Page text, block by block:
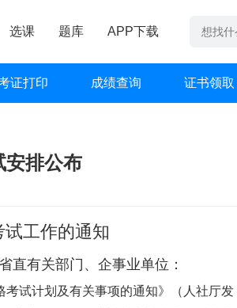
选课 题库 APP下载
证打印 成绩查询 证书领取
安排公布
工作的通知
直有关部门、企事业单位：
试计划及有关事项的通知》（人社厅发